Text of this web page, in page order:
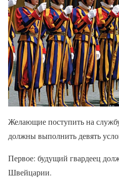
Желающие поступить на
должны выполнить девять
Первое: будущий гвардеец
Швейцарии.